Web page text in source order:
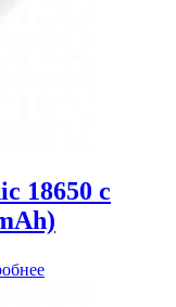
18650 с